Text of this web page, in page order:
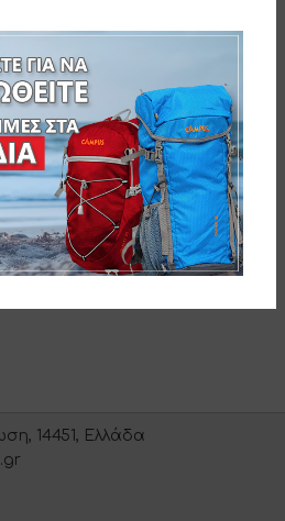
3-038779
14451, Ελλάδα